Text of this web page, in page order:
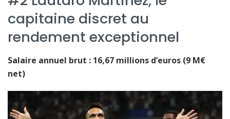
capitaine discret au
rendement exceptionnel
Salaire annuel brut : 16,67 millions d’euros (9 M€
net)